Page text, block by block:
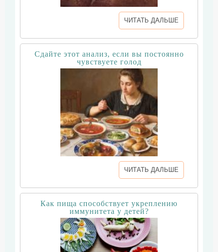
ЧИТАТЬ ДАЛЬШЕ
Сдайте этот анализ, если вы постоянно
чувствуете голод
ЧИТАТЬ ДАЛЬШЕ
Как пища способствует укреплению
иммунитета у детей?